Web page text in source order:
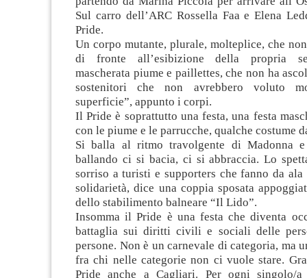
Sul carro dell’ARC Rossella Faa e Elena
Pride.
Un corpo mutante, plurale, molteplice, che
di fronte all’esibizione della propria
mascherata piume e paillettes, che non ha
sostenitori che non avrebbero voluto
superficie”, appunto i corpi.
Il Pride è soprattutto una festa, una festa
con le piume e le parrucche, qualche costume
Si balla al ritmo travolgente di Madonna
ballando ci si bacia, ci si abbraccia. Lo
sorriso a turisti e supporters che fanno da ala
solidarietà, dice una coppia sposata
dello stabilimento balneare “Il Lido”.
Insomma il Pride è una festa che diventa
battaglia sui diritti civili e sociali delle
persone. Non è un carnevale di categoria, ma
fra chi nelle categorie non ci vuole stare.
Pride anche a Cagliari. Per ogni singolo/a